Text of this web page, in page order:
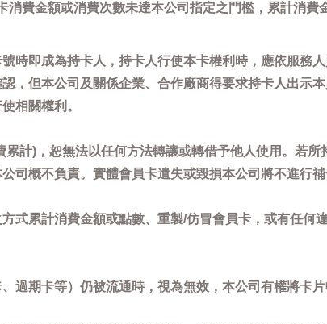
消費金額或消費次數未達本公司指定之門檻，累計消
時即成為持卡人，持卡人行使本卡權利時，應依服務
，但本公司及關係企業、合作廠商得要求持卡人出示
相關權利。
累計)，恕無法以任何方法轉讓或轉借予他人使用。若
司概不負責。實體會員卡遺失或毀損本公司將不進行
式累計消費金額或點數、重製/仿冒會員卡，或有任
過期卡等）仍被流通時，視為無效，本公司有權將卡片